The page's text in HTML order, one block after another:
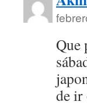
Que
de ir